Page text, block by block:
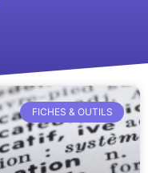
FICHES & OUTILS